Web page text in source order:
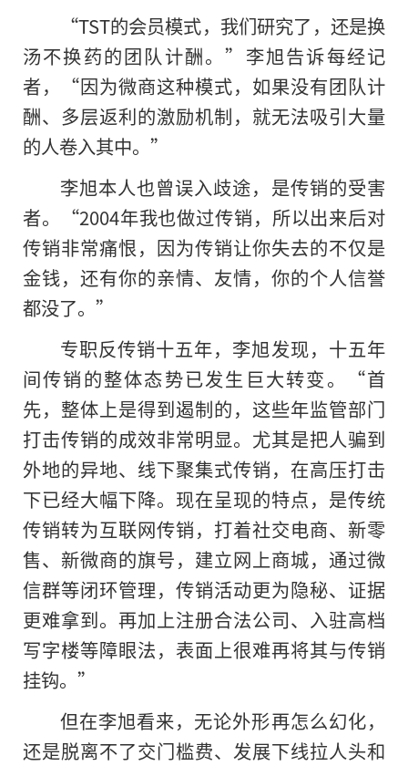
“TST的会员模式，我们研究了，还是换
汤不换药的团队计酬。”李旭告诉每经记
者，“因为微商这种模式，如果没有团队计
酬、多层返利的激励机制，就无法吸引大量
的人卷入其中。”
李旭本人也曾误入歧途，是传销的受害
者。“2004年我也做过传销，所以出来后对
传销非常痛恨，因为传销让你失去的不仅是
金钱，还有你的亲情、友情，你的个人信誉
都没了。”
专职反传销十五年，李旭发现，十五年
间传销的整体态势已发生巨大转变。“首
先，整体上是得到遏制的，这些年监管部门
打击传销的成效非常明显。尤其是把人骗到
外地的异地、线下聚集式传销，在高压打击
下已经大幅下降。现在呈现的特点，是传统
传销转为互联网传销，打着社交电商、新零
售、新微商的旗号，建立网上商城，通过微
信群等闭环管理，传销活动更为隐秘、证据
更难拿到。再加上注册合法公司、入驻高档
写字楼等障眼法，表面上很难再将其与传销
挂钩。”
但在李旭看来，无论外形再怎么幻化，
还是脱离不了交门槛费、发展下线拉人头和